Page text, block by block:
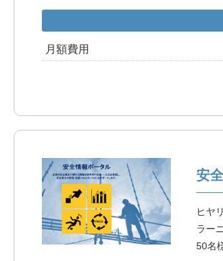
①ヒ
④リ
③e
無料
ださ
安
月額費用
安
ヒヤ
ラー
50名